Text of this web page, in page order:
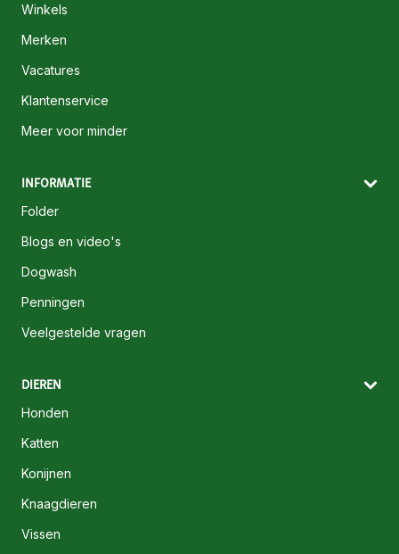
Winkels
Merken
Vacatures
Klantenservice
Meer voor minder
INFORMATIE
Folder
Blogs en video's
Dogwash
Penningen
Veelgestelde vragen
DIEREN
Honden
Katten
Konijnen
Knaagdieren
Vissen